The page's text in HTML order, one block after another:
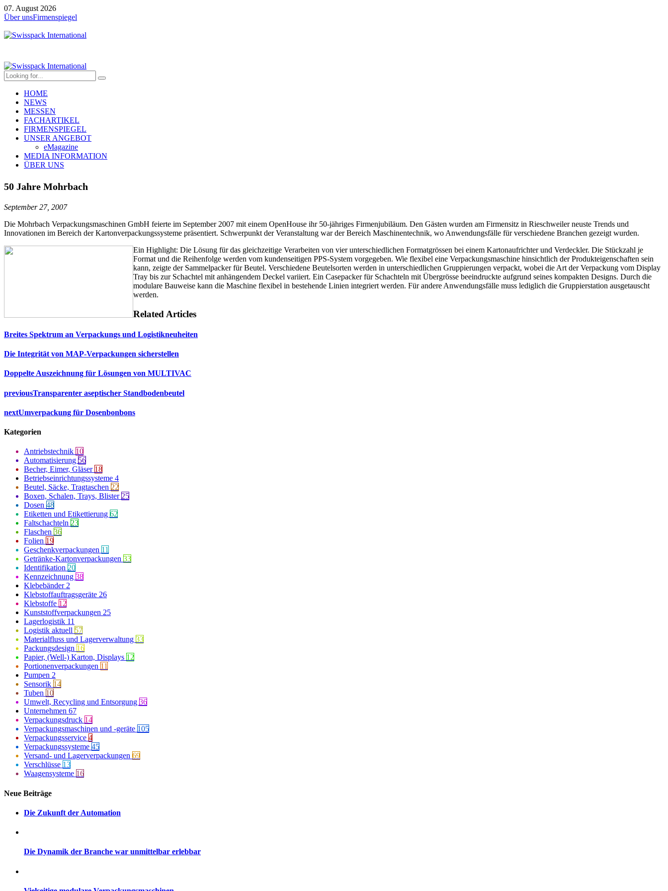
07. August 2026
Über unsFirmenspiegel
HOME
NEWS
MESSEN
FACHARTIKEL
FIRMENSPIEGEL
UNSER ANGEBOT
eMagazine
MEDIA INFORMATION
ÜBER UNS
50 Jahre Mohrbach
September 27, 2007
Die Mohrbach Verpackungsmaschinen GmbH feierte im September 2007 mit einem OpenHouse ihr 50-jähriges Firmenjubiläum. Den Gästen wurden am Firmensitz in Rieschweiler neuste Trends und
Innovationen im Bereich der Kartonverpackungssysteme präsentiert. Schwerpunkt der Veranstaltung war der Bereich Maschinentechnik, wo Anwendungsfälle für verschiedene Branchen gezeigt wurden.
Ein Highlight: Die Lösung für das gleichzeitige Verarbeiten von vier unterschiedlichen Formatgrössen bei einem Kartonaufrichter und Verdeckler. Die Stückzahl je
Format und die Reihenfolge werden vom kundenseitigen PPS-System vorgegeben. Wie flexibel eine Verpackungsmaschine hinsichtlich der Produkteigenschaften sein
kann, zeigte der Sammelpacker für Beutel. Verschiedene Beutelsorten werden in unterschiedlichen Gruppierungen verpackt, wobei die Art der Verpackung vom Display
Tray bis zur Schachtel mit anhängendem Deckel variiert. Ein Casepacker für Schachteln mit Übergrösse beeindruckte aufgrund seines kompakten Designs. Durch die
modulare Bauweise kann die Maschine flexibel in bestehende Linien integriert werden. Für andere Anwendungsfälle muss lediglich die Gruppierstation ausgetauscht
werden.
Related Articles
Breites Spektrum an Verpackungs und Logistikneuheiten
Die Integrität von MAP-Verpackungen sicherstellen
Doppelte Auszeichnung für Lösungen von MULTIVAC
previousTransparenter aseptischer Standbodenbeutel
nextUmverpackung für Dosenbonbons
Kategorien
Antriebstechnik 10
Automatisierung 56
Becher, Eimer, Gläser 18
Betriebseinrichtungssysteme 4
Beutel, Säcke, Tragtaschen 22
Boxen, Schalen, Trays, Blister 25
Dosen 48
Etiketten und Etikettierung 62
Faltschachteln 23
Flaschen 36
Folien 19
Geschenkverpackungen 11
Getränke-Kartonverpackungen 33
Identifikation 20
Kennzeichnung 38
Klebebänder 2
Klebstoffauftragsgeräte 26
Klebstoffe 12
Kunststoffverpackungen 25
Lagerlogistik 11
Logistik aktuell 57
Materialfluss und Lagerverwaltung 33
Packungsdesign 16
Papier, (Well-) Karton, Displays 12
Portionenverpackungen 11
Pumpen 2
Sensorik 14
Tuben 10
Umwelt, Recycling und Entsorgung 36
Unternehmen 67
Verpackungsdruck 14
Verpackungsmaschinen und -geräte 105
Verpackungsservice 4
Verpackungssysteme 45
Versand- und Lagerverpackungen 69
Verschlüsse 13
Waagensysteme 16
Neue Beiträge
Die Zukunft der Automation
Die Dynamik der Branche war unmittelbar erlebbar